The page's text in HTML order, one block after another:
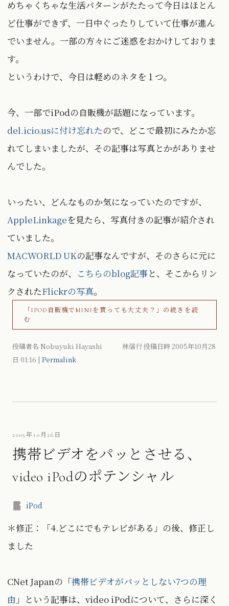
めちゃくちゃな生活パターンがたたって今日はほとん
ど仕事ができず、一日中ぐったりしていて仕事が進ん
でいません。一部の方々にご迷惑をおかけしておりま
す。
というわけで、今日は軽めのネタを１つ。
今、一部でiPodの自販機が話題になっています。
del.icio.usに付け忘れたので、どこで最初にみたか忘
れてしまいましたが、その記事は写真とかがありませ
んでした。
いったい、どんなものか気になっていたのですが、
AppleLinkageを見たら、写真付きの記事が紹介され
ていました。
MACWORLD UKの記事なんですが、そのさらに元に
なっていたのが、 こちらのblog記事と、そこからリン
クされたFlickrの写真。
「IPOD自販機でMINIを買っても大丈夫？」の続きを読
む
投稿者名 Nobuyuki Hayashi 林信行 投稿日時 2005年10月28
日 01:16 | Permalink
2005年10月26日
携帯ビデオをパッとさせる、
video iPodのポテンシャル
iPod
＊修正：「4.どこにでもテレビがある」の後、修正し
ました
CNet Japanの「携帯ビデオがパッとしない7つの理
由 」という記事は、video iPodについて、さらに深く